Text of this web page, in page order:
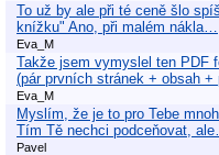
To už by ale při té ceně šlo
knížku" Ano, při malém nákla…
Eva_M
Takže jsem vymyslel ten PDF
(pár prvních stránek + obsah +
Eva_M
Myslím, že je to pro Tebe
Tím Tě nechci podceňovat,
Pavel